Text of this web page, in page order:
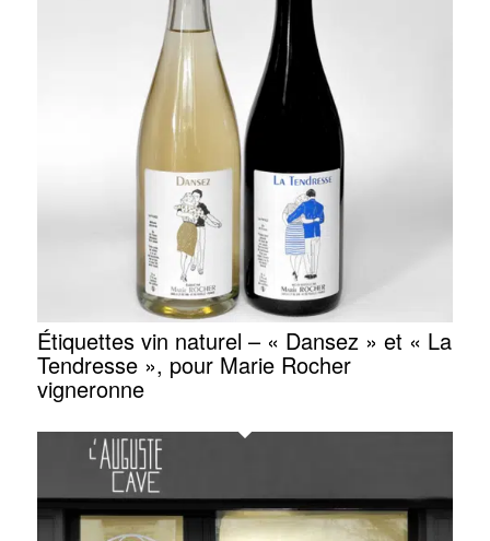
Étiquettes vin naturel – « Dansez » et « La
Tendresse », pour Marie Rocher
vigneronne